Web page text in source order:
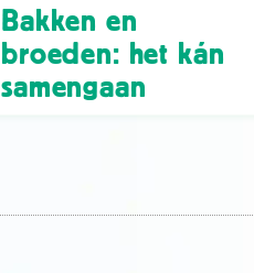
Bakken en
broeden: het kán
samengaan